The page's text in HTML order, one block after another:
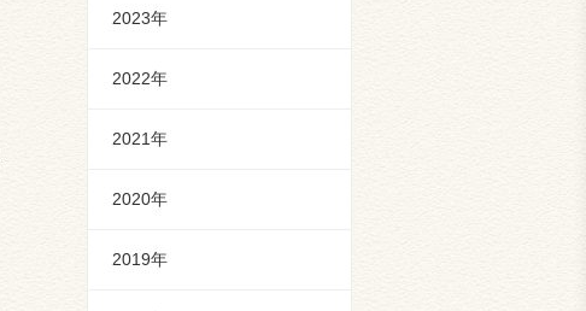
2023年
2022年
2021年
2020年
2019年